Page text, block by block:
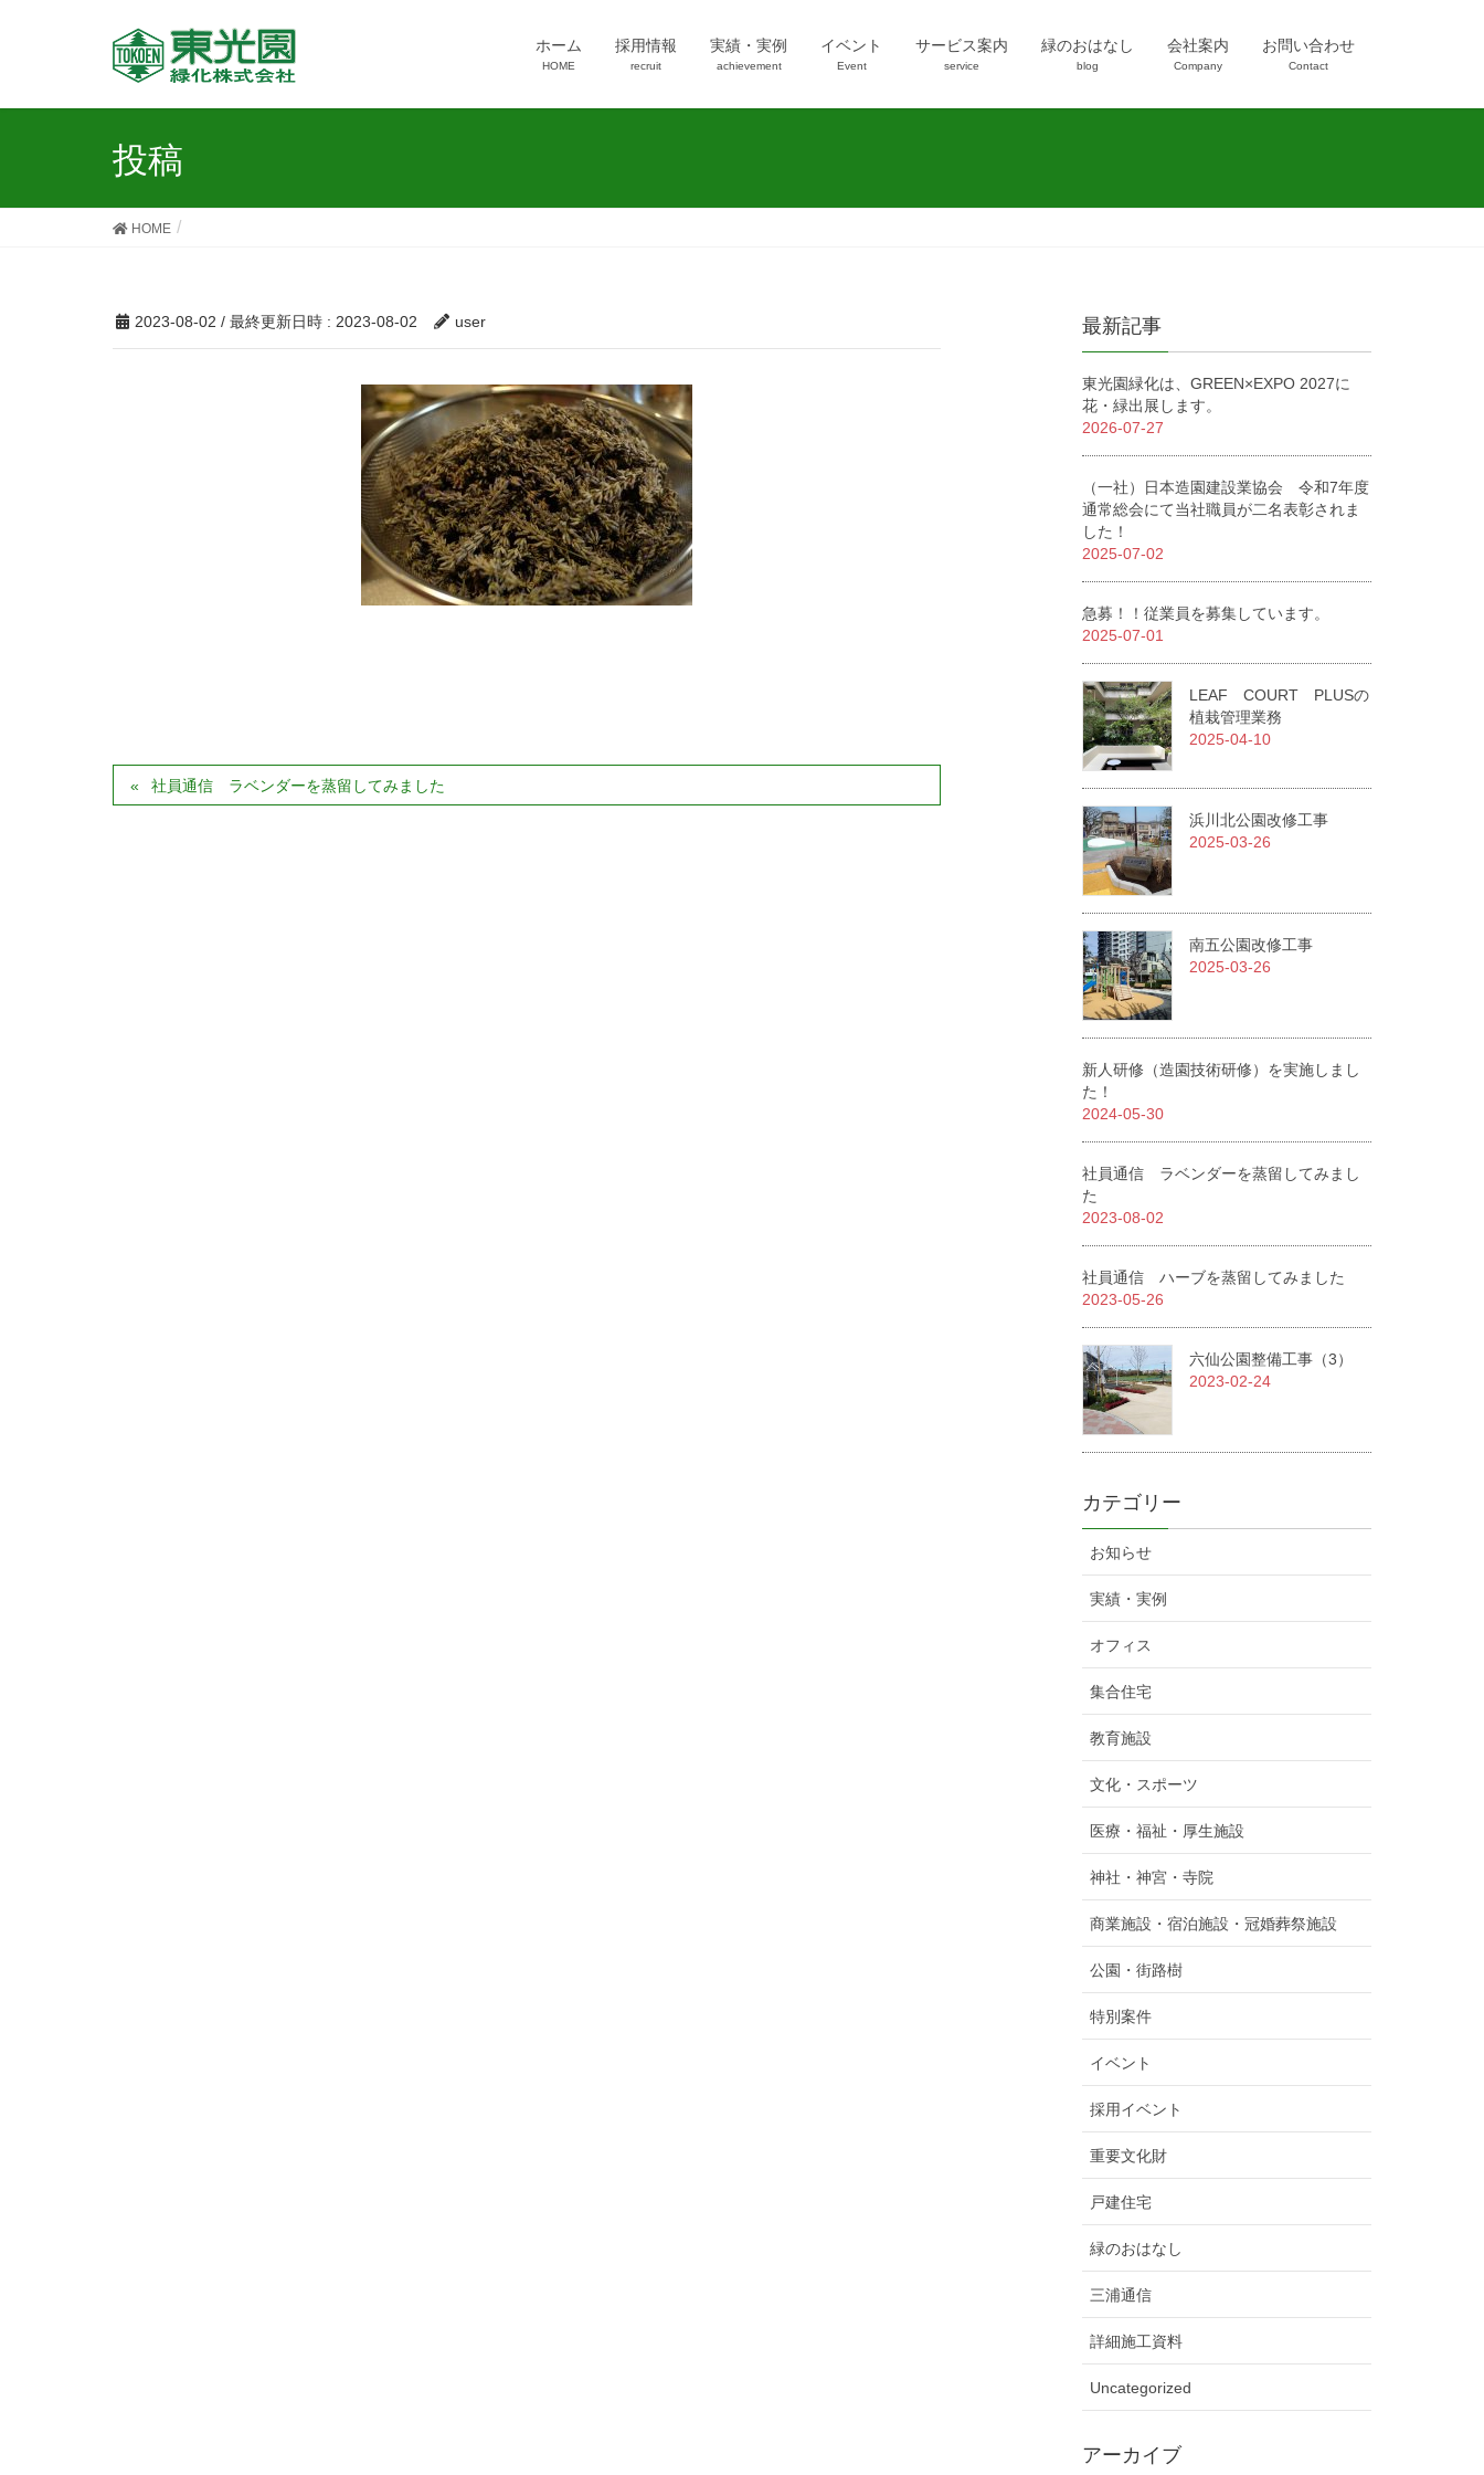
ホーム
HOME
採用情報
recruit
実績・実例
achievement
イベント
Event
サービス案内
service
緑のおはなし
blog
会社案内
Company
お問い合わせ
Contact
投稿
HOME
2023-08-02 / 最終更新日時 : 2023-08-02 user
社員通信 ラベンダーを蒸留してみました
最新記事
東光園緑化は、GREEN×EXPO 2027に
花・緑出展します。
2026-07-27
（一社）日本造園建設業協会 令和7年度
通常総会にて当社職員が二名表彰されま
した！
2025-07-02
急募！！従業員を募集しています。
2025-07-01
LEAF COURT PLUSの
植栽管理業務
2025-04-10
浜川北公園改修工事
2025-03-26
南五公園改修工事
2025-03-26
新人研修（造園技術研修）を実施しまし
た！
2024-05-30
社員通信 ラベンダーを蒸留してみまし
た
2023-08-02
社員通信 ハーブを蒸留してみました
2023-05-26
六仙公園整備工事（3）
2023-02-24
カテゴリー
お知らせ
実績・実例
オフィス
集合住宅
教育施設
文化・スポーツ
医療・福祉・厚生施設
神社・神宮・寺院
商業施設・宿泊施設・冠婚葬祭施設
公園・街路樹
特別案件
イベント
採用イベント
重要文化財
戸建住宅
緑のおはなし
三浦通信
詳細施工資料
Uncategorized
アーカイブ